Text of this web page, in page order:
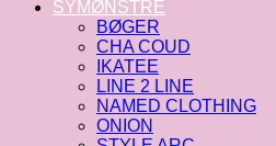
SYMØNSTRE
BØGER
CHA COUD
IKATEE
LINE 2 LINE
NAMED CLOTHING
ONION